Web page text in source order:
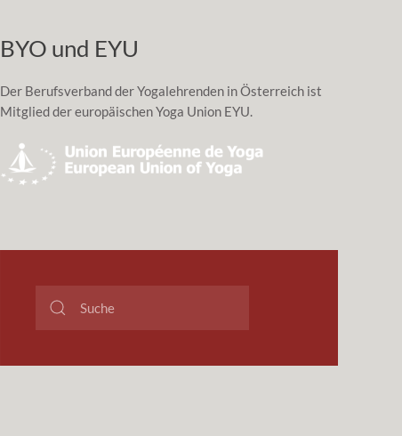
BYO und EYU
Der Berufsverband der Yogalehrenden in Österreich ist
Mitglied der europäischen Yoga Union EYU.